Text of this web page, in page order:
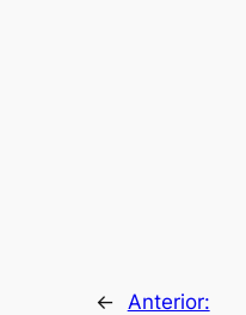
←
Anterior: